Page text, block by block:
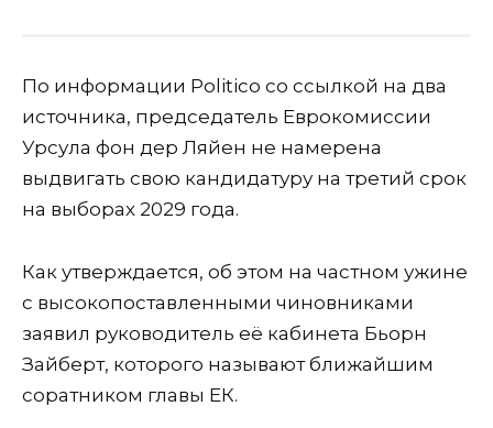
По информации Politico со ссылкой на два
источника, председатель Еврокомиссии
Урсула фон дер Ляйен не намерена
выдвигать свою кандидатуру на третий срок
на выборах 2029 года.
Как утверждается, об этом на частном ужине
с высокопоставленными чиновниками
заявил руководитель её кабинета Бьорн
Зайберт, которого называют ближайшим
соратником главы ЕК.